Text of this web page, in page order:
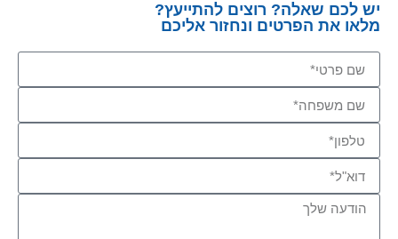
יש לכם שאלה? רוצים להתייעץ?
מלאו את הפרטים ונחזור אליכם